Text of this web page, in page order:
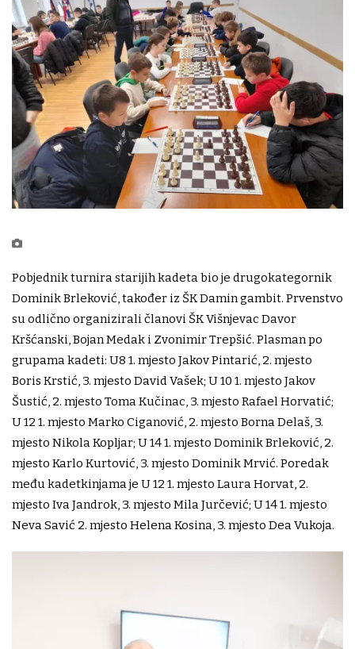
Pobjednik turnira starijih kadeta bio je drugokategornik
Dominik Brleković, također iz ŠK Damin gambit. Prvenstvo
su odlično organizirali članovi ŠK Višnjevac Davor
Kršćanski, Bojan Medak i Zvonimir Trepšić. Plasman po
grupama kadeti: U8 1. mjesto Jakov Pintarić, 2. mjesto
Boris Krstić, 3. mjesto David Vašek; U 10 1. mjesto Jakov
Šustić, 2. mjesto Toma Kučinac, 3. mjesto Rafael Horvatić;
U 12 1. mjesto Marko Ciganović, 2. mjesto Borna Delaš, 3.
mjesto Nikola Kopljar; U 14 1. mjesto Dominik Brleković, 2.
mjesto Karlo Kurtović, 3. mjesto Dominik Mrvić. Poredak
među kadetkinjama je U 12 1. mjesto Laura Horvat, 2.
mjesto Iva Jandrok, 3. mjesto Mila Jurčević; U 14 1. mjesto
Neva Savić 2. mjesto Helena Kosina, 3. mjesto Dea Vukoja.